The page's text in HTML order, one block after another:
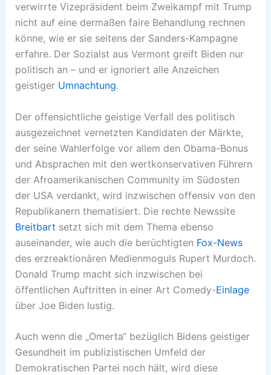
verwirrte Vizepräsident beim Zweikampf mit Trump
nicht auf eine dermaßen faire Behandlung rechnen
könne, wie er sie seitens der Sanders-Kampagne
erfahre. Der Sozialst aus Vermont greift Biden nur
politisch an – und er ignoriert alle Anzeichen
geistiger Umnachtung.
Der offensichtliche geistige Verfall des politisch
ausgezeichnet vernetzten Kandidaten der Märkte,
der seine Wahlerfolge vor allem den Obama-Bonus
und Absprachen mit den wertkonservativen Führern
der Afroamerikanischen Community im Südosten
der USA verdankt, wird inzwischen offensiv von den
Republikanern thematisiert. Die rechte Newssite
Breitbart setzt sich mit dem Thema ebenso
auseinander, wie auch die berüchtigten Fox-News
des erzreaktionären Medienmoguls Rupert Murdoch.
Donald Trump macht sich inzwischen bei
öffentlichen Auftritten in einer Art Comedy-Einlage
über Joe Biden lustig.
Auch wenn die „Omerta“ bezüglich Bidens geistiger
Gesundheit im publizistischen Umfeld der
Demokratischen Partei noch hält, wird diese